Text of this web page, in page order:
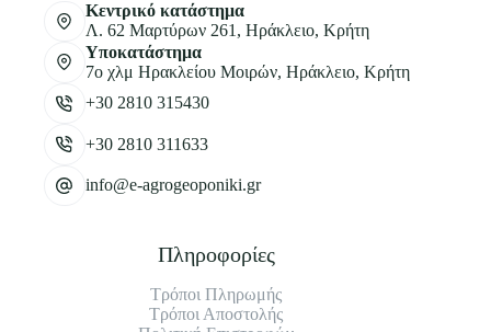
Κεντρικό κατάστημα
Λ. 62 Μαρτύρων 261, Ηράκλειο, Κρήτη
Υποκατάστημα
7ο χλμ Ηρακλείου Μοιρών, Ηράκλειο, Κρήτη
+30 2810 315430
+30 2810 311633
info@e-agrogeoponiki.gr
Πληροφορίες
Τρόποι Πληρωμής
Τρόποι Αποστολής